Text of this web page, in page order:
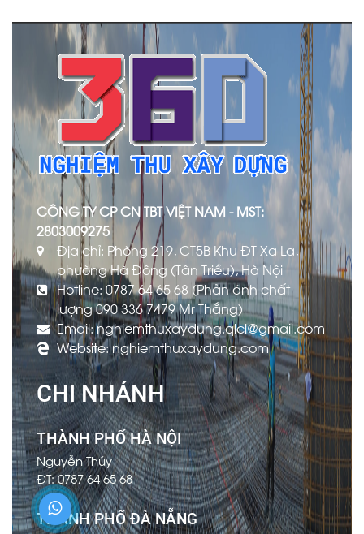
CÔNG TY CP CN TBT VIỆT NAM - MST:
2803009275
Địa chỉ: Phòng 219, CT5B Khu ĐT Xa La,
phường Hà Đông (Tân Triều), Hà Nội
Hotline: 0787 64 65 68 (Phản ánh chất
lượng 090 336 7479 Mr Thắng)
Email: nghiemthuxaydung.qlcl@gmail.com
Website: nghiemthuxaydung.com
CHI NHÁNH
THÀNH PHỐ HÀ NỘI
Nguyễn Thúy
ĐT: 0787 64 65 68
THÀNH PHỐ ĐÀ NẴNG